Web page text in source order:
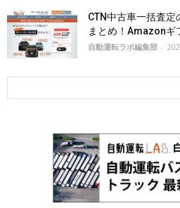
CTN中古車一括査定
まとめ！Amazonギ
自動運転ラボ編集部 -